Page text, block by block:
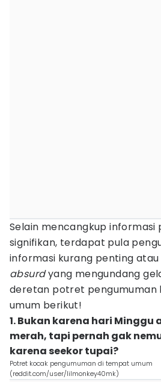
Selain mencangkup informasi
signifikan, terdapat pula
informasi kurang penting
absurdyang mengundang
deretan potret pengumuman
umum berikut!
1. Bukan karena hari
merah, tapi pernah gak
karena seekor tupai?
Potret kocak pengumuman di tempat umum
(reddit.com/user/lilmonkey40mk)